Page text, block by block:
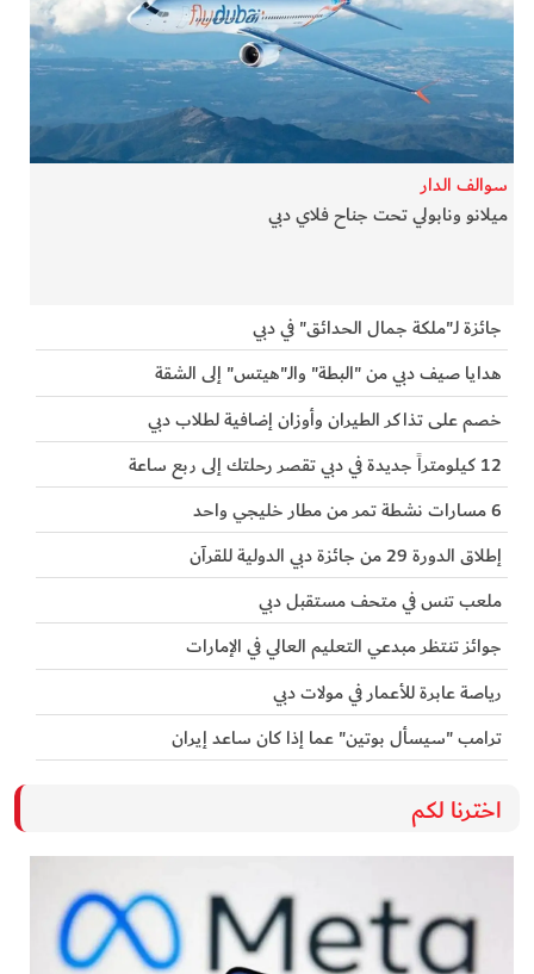
أبناء الديرة
الفرجان
تكنولوجيا
من العالم
سوالف الدار
ميلانو ونابولي تحت جناح فلاي دبي
جائزة لـ"ملكة جمال الحدائق" في دبي
هدايا صيف دبي من "البطة" والـ"هيتس" إلى الشقة
خصم على تذاكر الطيران وأوزان إضافية لطلاب دبي
12 كيلومتراً جديدة في دبي تقصر رحلتك إلى ربع ساعة
6 مسارات نشطة تمر من مطار خليجي واحد
إطلاق الدورة 29 من جائزة دبي الدولية للقرآن
ملعب تنس في متحف مستقبل دبي
جوائز تنتظر مبدعي التعليم العالي في الإمارات
رياصة عابرة للأعمار في مولات دبي
ترامب "سيسأل بوتين" عما إذا كان ساعد إيران
اخترنا لكم